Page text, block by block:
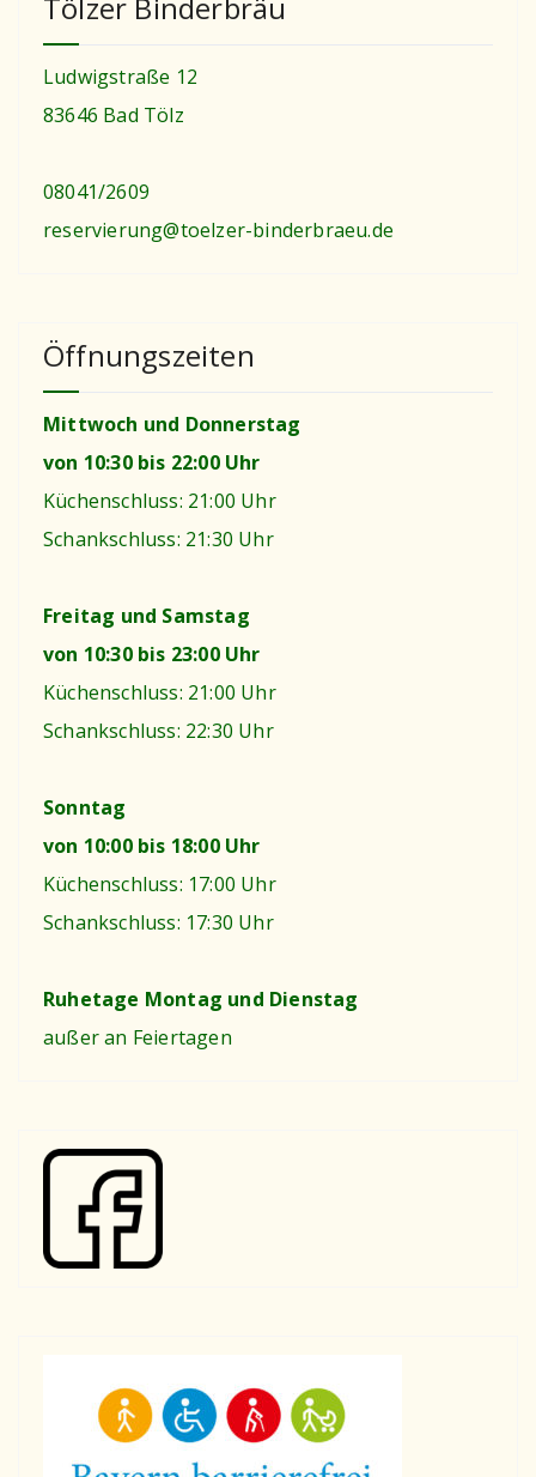
Ludwigstraße 12
83646 Bad Tölz
08041/2609
reservierung@toelzer-binderbraeu.de
Öffnungszeiten
Mittwoch und Donnerstag
von 10:30 bis 22:00 Uhr
Küchenschluss: 21:00 Uhr
Schankschluss: 21:30 Uhr
Freitag und Samstag
von 10:30 bis 23:00 Uhr
Küchenschluss: 21:00 Uhr
Schankschluss: 22:30 Uhr
Sonntag
von 10:00 bis 18:00 Uhr
Küchenschluss: 17:00 Uhr
Schankschluss: 17:30 Uhr
Ruhetage Montag und Dienstag
außer an Feiertagen